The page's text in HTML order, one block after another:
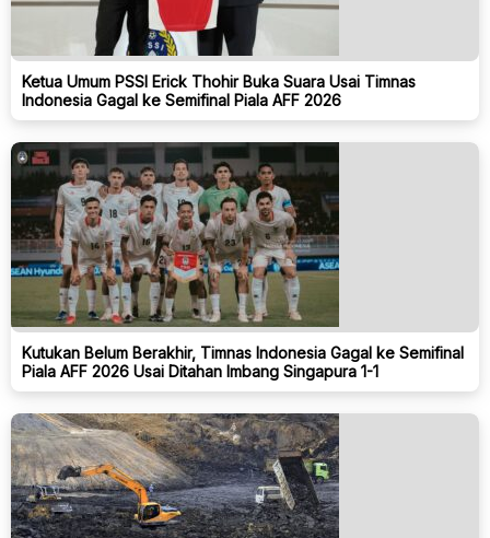
Ketua Umum PSSI Erick Thohir Buka Suara Usai Timnas
Indonesia Gagal ke Semifinal Piala AFF 2026
Kutukan Belum Berakhir, Timnas Indonesia Gagal ke Semifinal
Piala AFF 2026 Usai Ditahan Imbang Singapura 1-1